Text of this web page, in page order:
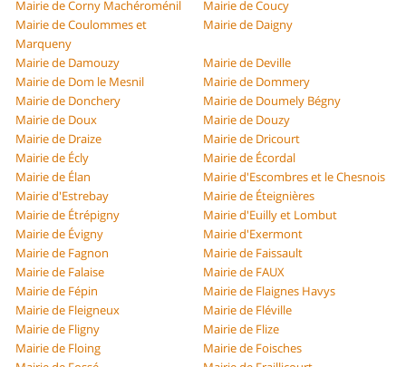
Mairie de Corny Machéroménil
Mairie de Coucy
Mairie de Coulommes et
Marqueny
Mairie de Daigny
Mairie de Damouzy
Mairie de Deville
Mairie de Dom le Mesnil
Mairie de Dommery
Mairie de Donchery
Mairie de Doumely Bégny
Mairie de Doux
Mairie de Douzy
Mairie de Draize
Mairie de Dricourt
Mairie de Écly
Mairie de Écordal
Mairie de Élan
Mairie d'Escombres et le Chesnois
Mairie d'Estrebay
Mairie de Éteignières
Mairie de Étrépigny
Mairie d'Euilly et Lombut
Mairie de Évigny
Mairie d'Exermont
Mairie de Fagnon
Mairie de Faissault
Mairie de Falaise
Mairie de FAUX
Mairie de Fépin
Mairie de Flaignes Havys
Mairie de Fleigneux
Mairie de Fléville
Mairie de Fligny
Mairie de Flize
Mairie de Floing
Mairie de Foisches